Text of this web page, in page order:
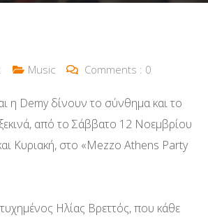
Music Comments : 0
η Demy δίνουν το σύνθημα και το
από το Σάββατο 12 Νοεμβρίου
Κυριακή, στο «Mezzo Athens Party
Ηλίας Βρεττός, που κάθε